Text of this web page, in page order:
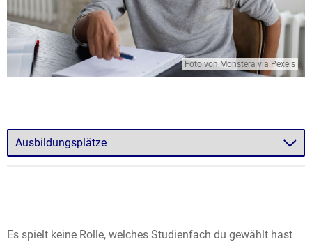
Foto von Monstera via Pexels
Es spielt keine Rolle, welches Studienfach du gewählt hast